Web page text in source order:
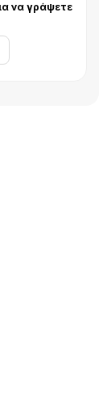
να γράψετε